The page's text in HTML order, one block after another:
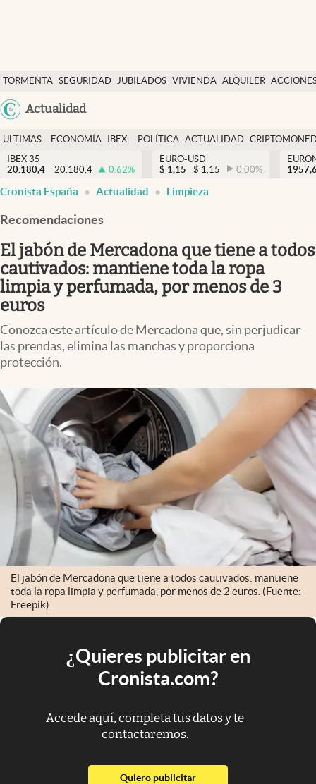
TORMENTA SEGURIDAD JUBILADOS VIVIENDA ALQUILER
USA
Actualidad
Economía y finanzas
Política
Actualidad
Criptomonedas
España
ULTIMAS
NOTICIAS
ECONOMÍA
FINANZAS
IBEX
EURO
POLÍTICA ACTUALIDAD
IBEX 35
20.180,4
20.180,4 0.62%
EURO-USD
$ 1,15 $ 1,15 0.00%
Cronista España Actualidad Limpieza
Recomendaciones
El jabón de Mercadona que tiene a todos
cautivados: mantiene toda la ropa
limpia y perfumada, por menos de 3
euros
Conozca este artículo de Mercadona que, sin perjudicar
las prendas, elimina las manchas y proporciona
protección.
El jabón de Mercadona que tiene a todos cautivados: mantiene
toda la ropa limpia y perfumada, por menos de 2 euros. (Fuente:
Freepik).
¿Quieres publicitar en
Cronista.com?
Accede aquí, completa tus datos y te
contactaremos.
Quiero publicitarabre en nueva pestaña